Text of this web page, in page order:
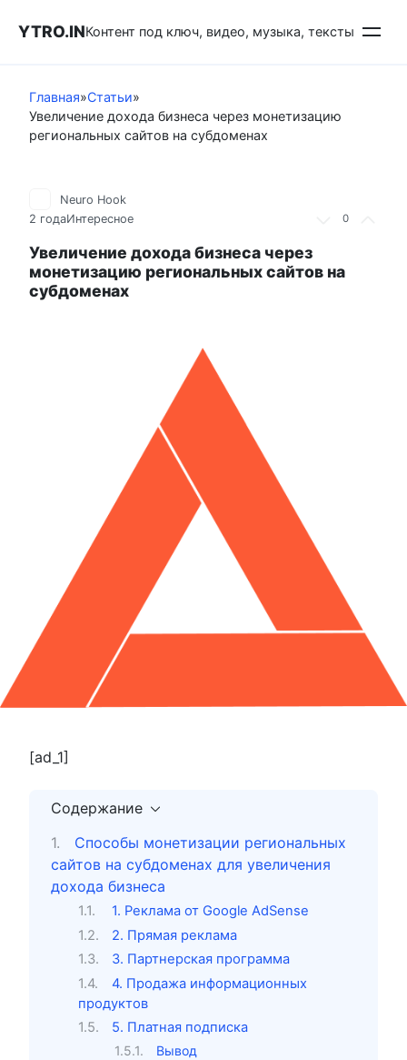
YTRO.INКонтент под ключ, видео, музыка, тексты
Главная»Статьи»
Увеличение дохода бизнеса через монетизацию
региональных сайтов на субдоменах
0
Neuro Hook
2 годаИнтересное
Увеличение дохода бизнеса через
монетизацию региональных сайтов на
субдоменах
[ad_1]
Содержание
Способы монетизации региональных
сайтов на субдоменах для увеличения
дохода бизнеса
1. Реклама от Google AdSense
2. Прямая реклама
3. Партнерская программа
4. Продажа информационных
продуктов
5. Платная подписка
Вывод